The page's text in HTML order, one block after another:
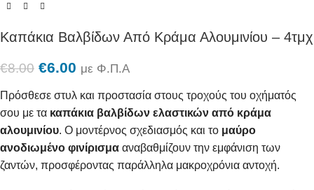
Καπάκια Βαλβίδων Από Κράμα Αλουμινίου – 4τμχ
€8.00 €6.00 με Φ.Π.Α
Πρόσθεσε στυλ και προστασία στους τροχούς του οχήματός
σου με τα καπάκια βαλβίδων ελαστικών από κράμα
αλουμινίου. Ο μοντέρνος σχεδιασμός και το μαύρο
ανοδιωμένο φινίρισμα αναβαθμίζουν την εμφάνιση των
ζαντών, προσφέροντας παράλληλα μακροχρόνια αντοχή.